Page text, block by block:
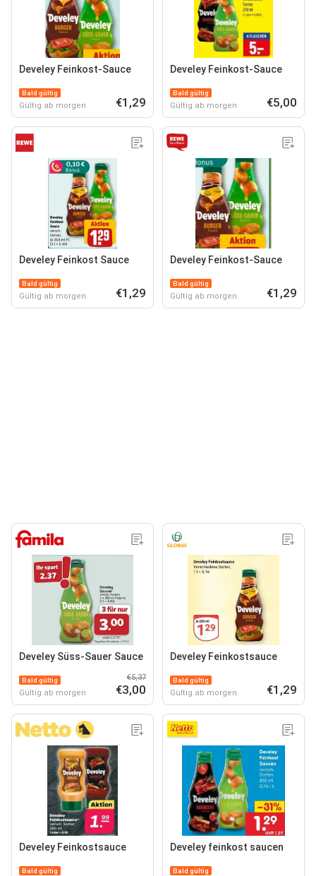
Develey Feinkost-Sauce
Bald gültig
Gültig ab morgen €1,29
Develey Feinkost-Sauce
Bald gültig
Gültig ab morgen €5,00
Develey Feinkost Sauce
Bald gültig
Gültig ab morgen €1,29
Develey Feinkost-Sauce
Bald gültig
Gültig ab morgen €1,29
Develey Süss-Sauer Sauce
Bald gültig
Gültig ab morgen
€5,37
€3,00
Develey Feinkostsauce
Bald gültig
Gültig ab morgen €1,29
Develey Feinkostsauce
Bald gültig
Develey feinkost saucen
Bald gültig